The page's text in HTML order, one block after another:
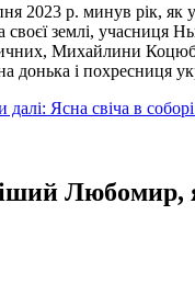
2023 р. минув рік, як у
своєї землі, учасниця
Михайлини
донька і похресниця
далі: Ясна свіча в
Любомир,